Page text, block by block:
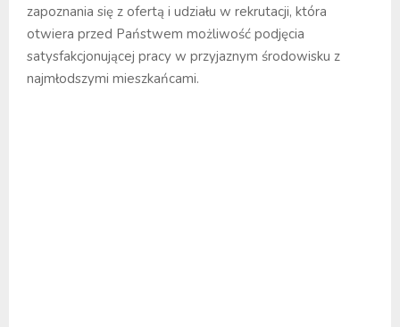
zapoznania się z ofertą i udziału w rekrutacji, która
otwiera przed Państwem możliwość podjęcia
satysfakcjonującej pracy w przyjaznym środowisku z
najmłodszymi mieszkańcami.